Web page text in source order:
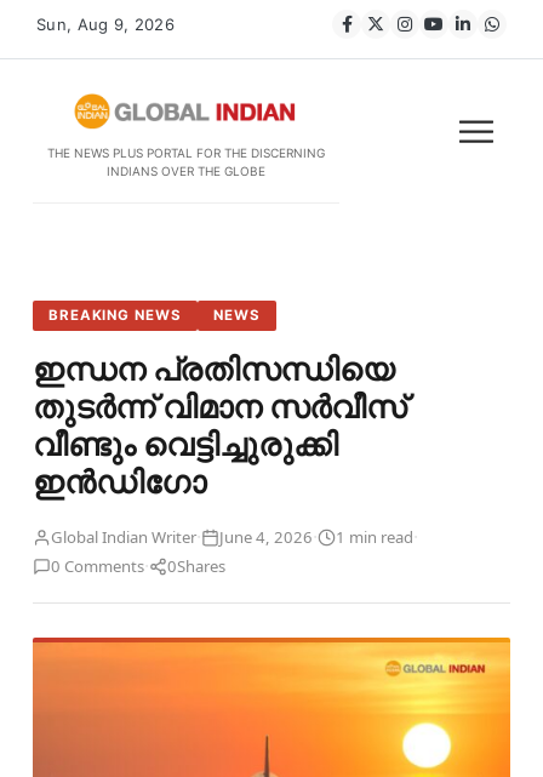
Sun, Aug 9, 2026
THE NEWS PLUS PORTAL FOR THE DISCERNING
INDIANS OVER THE GLOBE
BREAKING NEWS NEWS
ഇന്ധന പ്രതിസന്ധിയെ
തുടർന്ന് വിമാന സർവീസ്
വീണ്ടും വെട്ടിച്ചുരുക്കി
ഇൻഡിഗോ
Global Indian Writer· June 4, 2026· 1 min read·
0 Comments· 0Shares